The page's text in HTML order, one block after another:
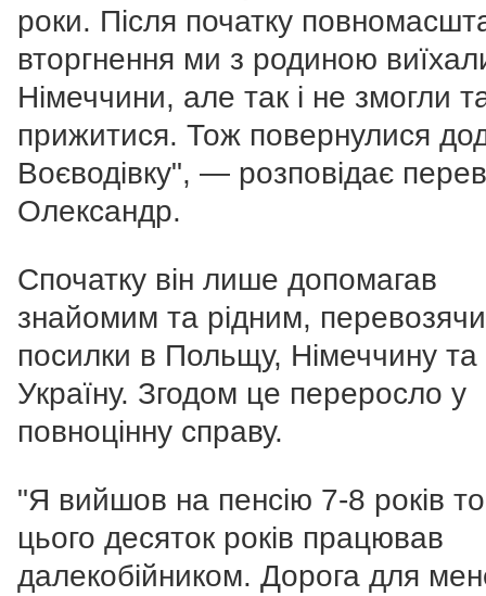
роки. Після початку
вторгнення ми з родиною
Німеччини, але так і не змогли
прижитися. Тож повернулися
Воєводівку", — розповідає
Олександр.
Спочатку він лише допомагав
знайомим та рідним, перевозячи
посилки в Польщу, Німеччину та
Україну. Згодом це переросло у
повноцінну справу.
"Я вийшов на пенсію 7-8 років
цього десяток років працював
далекобійником. Дорога для